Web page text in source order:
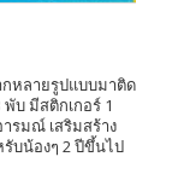
กหลายรูปแบบมาติด
บ มีสติกเกอร์ 1
รมณ์ เสริมสร้าง
บน้องๆ 2 ปีขึ้นไป